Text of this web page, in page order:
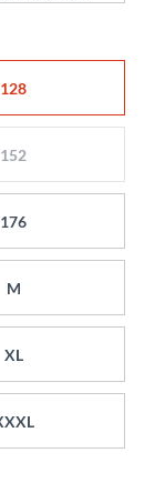
128
152
176
M
XL